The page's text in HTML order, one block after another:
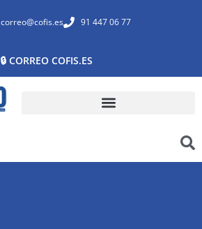
correo@cofis.es 91 447 06 77
🔒 CORREO COFIS.ES